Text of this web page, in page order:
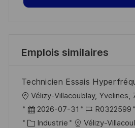
Emplois similaires
Technicien Essais
o
c
Vélizy-Villacoublay, Yvelines,
D
a
2026-07-31
R
é
R0322599
C Industrie
Vélizy-